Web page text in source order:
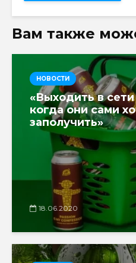
Вам также
НОВОСТИ
«Выходить в
когда они сами
заполучить»
18.06.2020